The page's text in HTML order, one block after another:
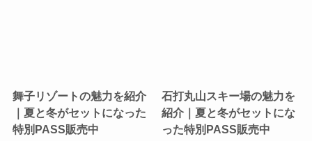
舞子リゾートの魅力を紹介
｜夏と冬がセットになった
特別PASS販売中
石打丸山スキー場の魅力を
紹介｜夏と冬がセットにな
った特別PASS販売中